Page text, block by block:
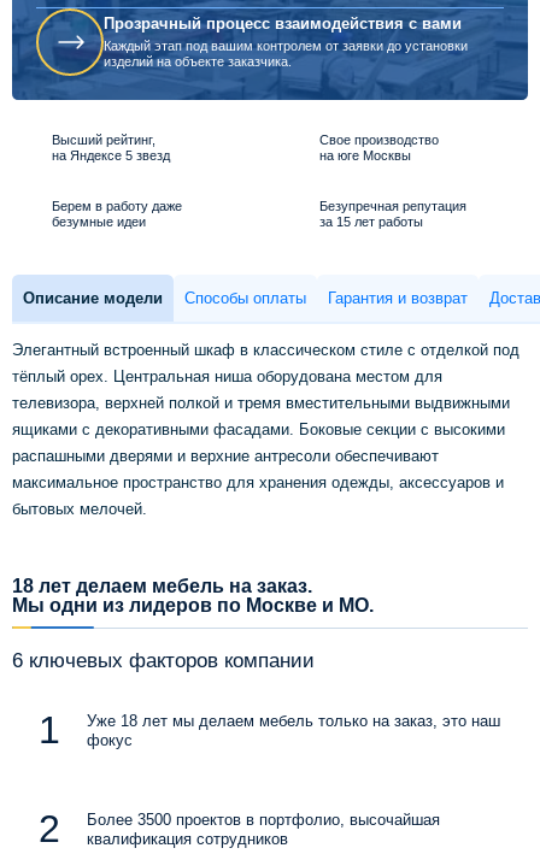
Прозрачный процесс взаимодействия с вами
Каждый этап под вашим контролем от заявки до установки
изделий на объекте заказчика.
Высший рейтинг,
на Яндексе 5 звезд
Свое производство
на юге Москвы
Берем в работу даже
безумные идеи
Безупречная репутация
за 15 лет работы
Описание модели Способы оплаты Гарантия и возврат
Элегантный встроенный шкаф в классическом стиле с отделкой под
тёплый орех. Центральная ниша оборудована местом для
телевизора, верхней полкой и тремя вместительными выдвижными
ящиками с декоративными фасадами. Боковые секции с высокими
распашными дверями и верхние антресоли обеспечивают
максимальное пространство для хранения одежды, аксессуаров и
бытовых мелочей.
18 лет делаем мебель на заказ.
Мы одни из лидеров по Москве и МО.
6 ключевых факторов компании
Уже 18 лет мы делаем мебель только на заказ, это наш
фокус
Более 3500 проектов в портфолио, высочайшая
квалификация сотрудников